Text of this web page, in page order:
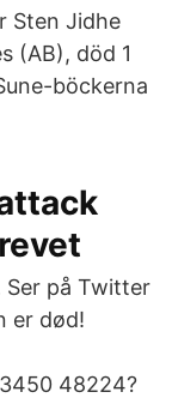
Sten Jidhe
(AB), död 1
böckerna
Ser på Twitter
er død!
48224?